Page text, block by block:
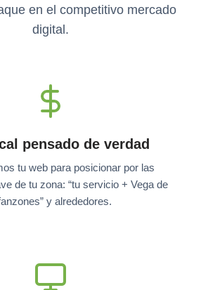
en el competitivo mercado
digital.
pensado de verdad
tu web para posicionar por las
de tu zona: “tu servicio + Vega de
y alrededores.